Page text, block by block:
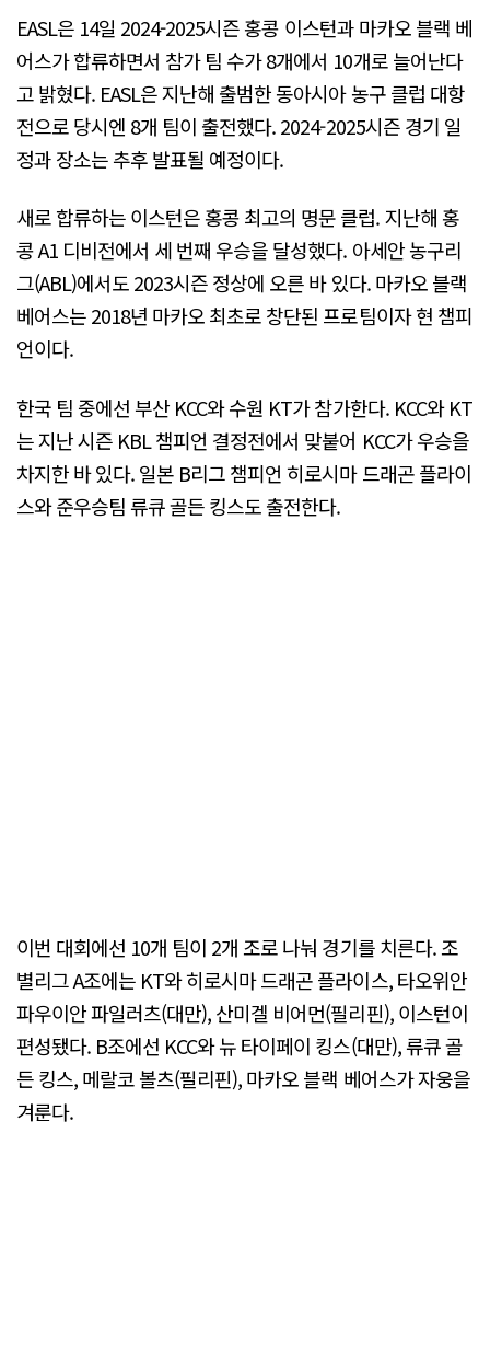
EASL은 14일 2024-2025시즌 홍콩 이스턴과 마카오 블랙 베
어스가 합류하면서 참가 팀 수가 8개에서 10개로 늘어난다
고 밝혔다. EASL은 지난해 출범한 동아시아 농구 클럽 대항
전으로 당시엔 8개 팀이 출전했다. 2024-2025시즌 경기 일
정과 장소는 추후 발표될 예정이다.
새로 합류하는 이스턴은 홍콩 최고의 명문 클럽. 지난해 홍
콩 A1 디비전에서 세 번째 우승을 달성했다. 아세안 농구리
그(ABL)에서도 2023시즌 정상에 오른 바 있다. 마카오 블랙
베어스는 2018년 마카오 최초로 창단된 프로팀이자 현 챔피
언이다.
한국 팀 중에선 부산 KCC와 수원 KT가 참가한다. KCC와 KT
는 지난 시즌 KBL 챔피언 결정전에서 맞붙어 KCC가 우승을
차지한 바 있다. 일본 B리그 챔피언 히로시마 드래곤 플라이
스와 준우승팀 류큐 골든 킹스도 출전한다.
이번 대회에선 10개 팀이 2개 조로 나눠 경기를 치른다. 조
별리그 A조에는 KT와 히로시마 드래곤 플라이스, 타오위안
파우이안 파일러츠(대만), 산미겔 비어먼(필리핀), 이스턴이
편성됐다. B조에선 KCC와 뉴 타이페이 킹스(대만), 류큐 골
든 킹스, 메랄코 볼츠(필리핀), 마카오 블랙 베어스가 자웅을
겨룬다.